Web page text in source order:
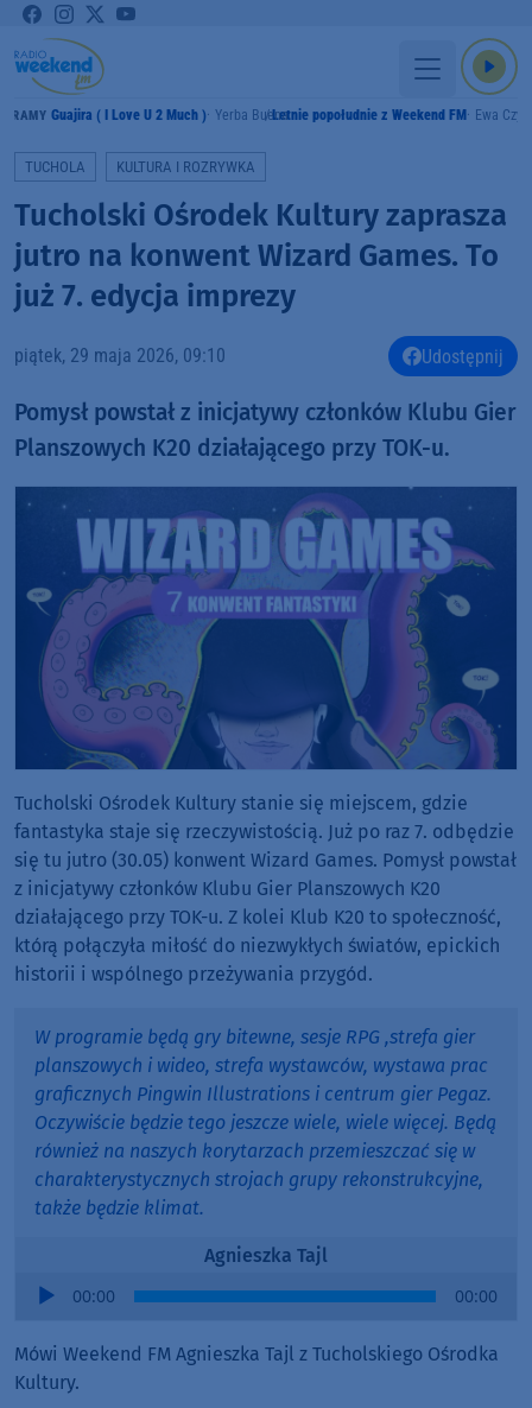
GRAMY Guajira ( I Love U 2 Much ) Yerba BuenaLetnie popołudnie z Weekend FM Ewa Czyż
TUCHOLA KULTURA I ROZRYWKA
Tucholski Ośrodek Kultury zaprasza
jutro na konwent Wizard Games. To
już 7. edycja imprezy
piątek, 29 maja 2026, 09:10 Udostępnij
Pomysł powstał z inicjatywy członków Klubu Gier
Planszowych K20 działającego przy TOK-u.
Tucholski Ośrodek Kultury stanie się miejscem, gdzie
fantastyka staje się rzeczywistością. Już po raz 7. odbędzie
się tu jutro (30.05) konwent Wizard Games. Pomysł powstał
z inicjatywy członków Klubu Gier Planszowych K20
działającego przy TOK-u. Z kolei Klub K20 to społeczność,
którą połączyła miłość do niezwykłych światów, epickich
historii i wspólnego przeżywania przygód.
W programie będą gry bitewne, sesje RPG ,strefa gier
planszowych i wideo, strefa wystawców, wystawa prac
graficznych Pingwin Illustrations i centrum gier Pegaz.
Oczywiście będzie tego jeszcze wiele, wiele więcej. Będą
również na naszych korytarzach przemieszczać się w
charakterystycznych strojach grupy rekonstrukcyjne,
także będzie klimat.
Agnieszka Tajl
Audio
00:00 00:00
Mówi Weekend FM Agnieszka Tajl z Tucholskiego Ośrodka
Kultury.